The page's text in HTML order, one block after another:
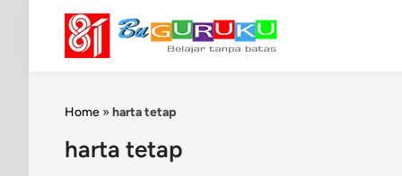
content
Home » harta tetap
harta tetap